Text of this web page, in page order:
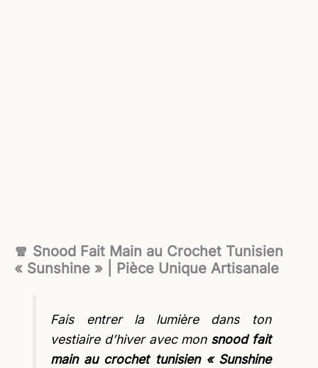
🧣 Snood Fait Main au Crochet Tunisien
« Sunshine » | Pièce Unique Artisanale
Fais entrer la lumière dans ton
vestiaire d’hiver avec mon snood fait
main au crochet tunisien « Sunshine